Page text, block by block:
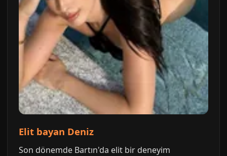
Elit bayan Deniz
Son dönemde Bartın'da elit bir deneyim